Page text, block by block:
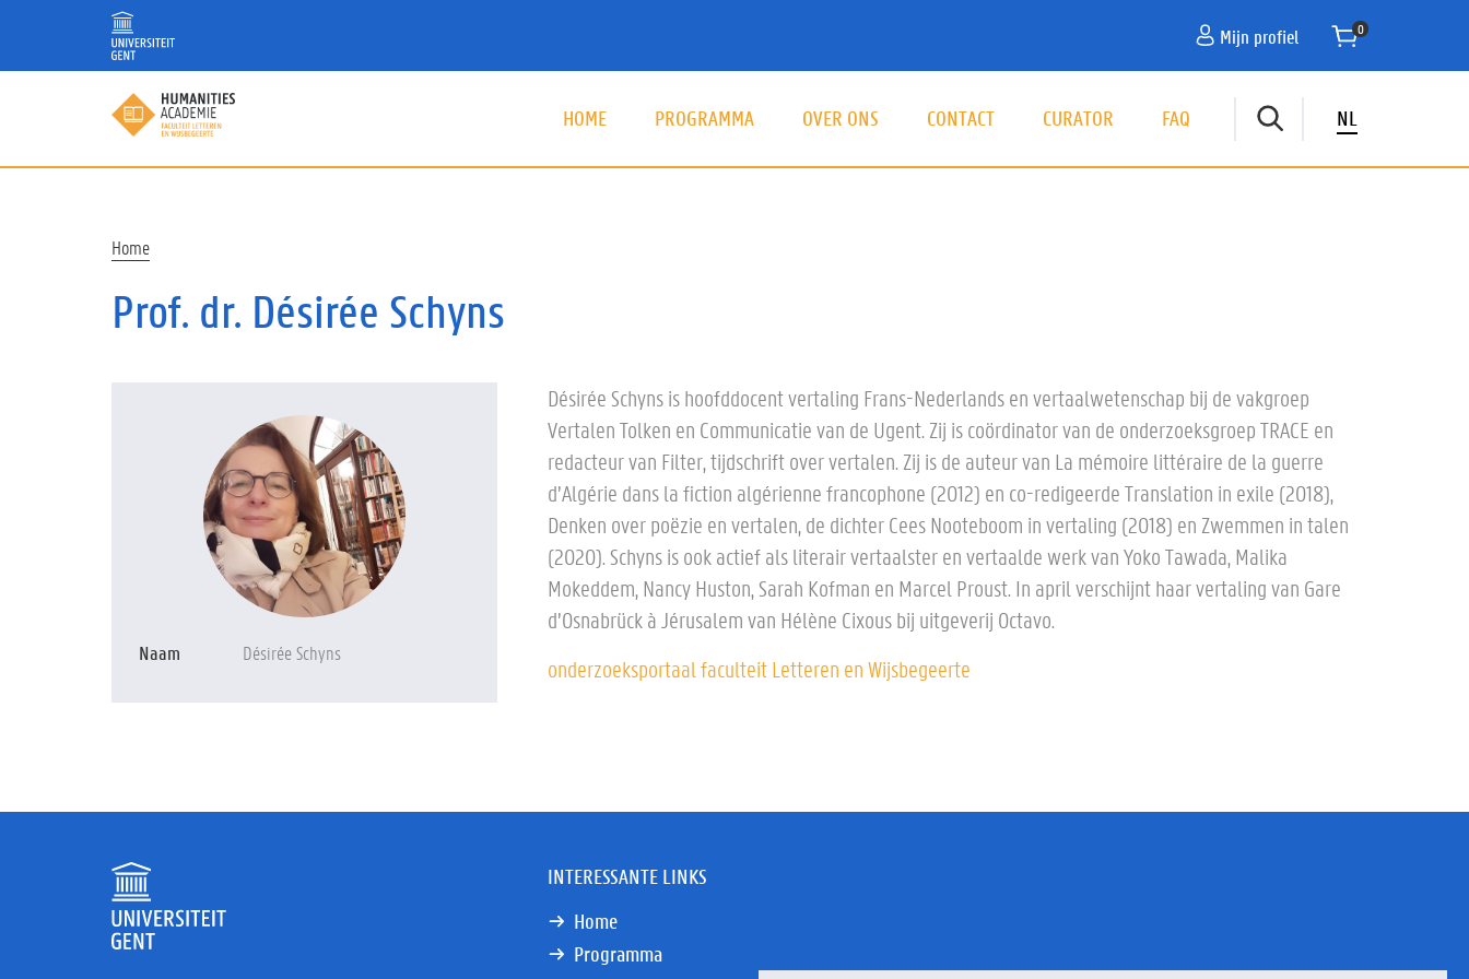
naar
Mijn profiel
Hoofdnavigatie
HOME PROGRAMMA OVER ONS CONTACT CURATOR FAQ NL
Kruimelpad
Home
Prof. dr. Désirée Schyns
Naam Désirée Schyns
Désirée Schyns is hoofddocent vertaling Frans-Nederlands en vertaalwetenschap bij de vakgroep
Vertalen Tolken en Communicatie van de Ugent. Zij is coördinator van de onderzoeksgroep TRACE en
redacteur van Filter, tijdschrift over vertalen. Zij is de auteur van La mémoire littéraire de la guerre
d’Algérie dans la fiction algérienne francophone (2012) en co-redigeerde Translation in exile (2018),
Denken over poëzie en vertalen, de dichter Cees Nooteboom in vertaling (2018) en Zwemmen in talen
(2020). Schyns is ook actief als literair vertaalster en vertaalde werk van Yoko Tawada, Malika
Mokeddem, Nancy Huston, Sarah Kofman en Marcel Proust. In april verschijnt haar vertaling van Gare
d’Osnabrück à Jérusalem van Hélène Cixous bij uitgeverij Octavo.
onderzoeksportaal faculteit Letteren en Wijsbegeerte
INTERESSANTE LINKS
Home
Programma